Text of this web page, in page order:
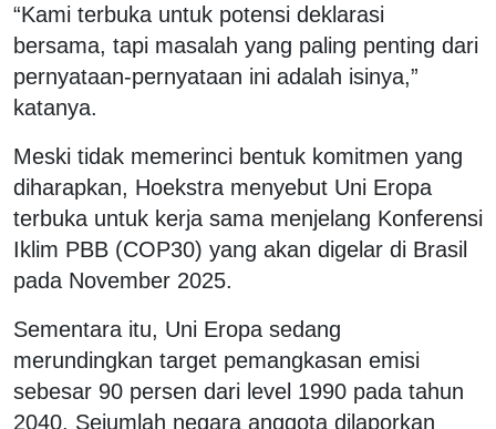
“Kami terbuka untuk potensi deklarasi
bersama, tapi masalah yang paling penting dari
pernyataan-pernyataan ini adalah isinya,”
katanya.
Meski tidak memerinci bentuk komitmen yang
diharapkan, Hoekstra menyebut Uni Eropa
terbuka untuk kerja sama menjelang Konferensi
Iklim PBB (COP30) yang akan digelar di Brasil
pada November 2025.
Sementara itu, Uni Eropa sedang
merundingkan target pemangkasan emisi
sebesar 90 persen dari level 1990 pada tahun
2040. Sejumlah negara anggota dilaporkan